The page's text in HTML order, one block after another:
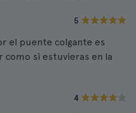
5
el puente colgante es
como si estuvieras en la
4